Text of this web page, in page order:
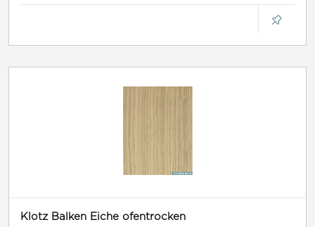
Klotz Balken Eiche ofentrocken